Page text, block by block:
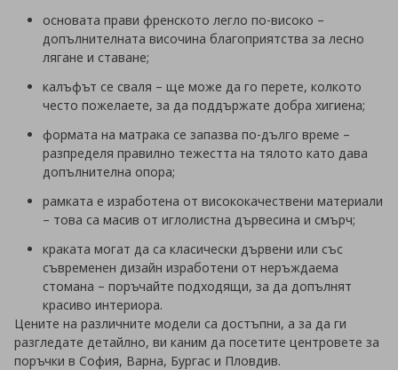
основата прави френското легло по-високо –
допълнителната височина благоприятства за лесно
лягане и ставане;
калъфът се сваля – ще може да го перете, колкото
често пожелаете, за да поддържате добра хигиена;
формата на матрака се запазва по-дълго време –
разпределя правилно тежестта на тялото като дава
допълнителна опора;
рамката е изработена от висококачествени материали
– това са масив от иглолистна дървесина и смърч;
краката могат да са класически дървени или със
съвременен дизайн изработени от неръждаема
стомана – поръчайте подходящи, за да допълнят
красиво интериора.
Цените на различните модели са достъпни, а за да ги
разгледате детайлно, ви каним да посетите центровете за
поръчки в София, Варна, Бургас и Пловдив.